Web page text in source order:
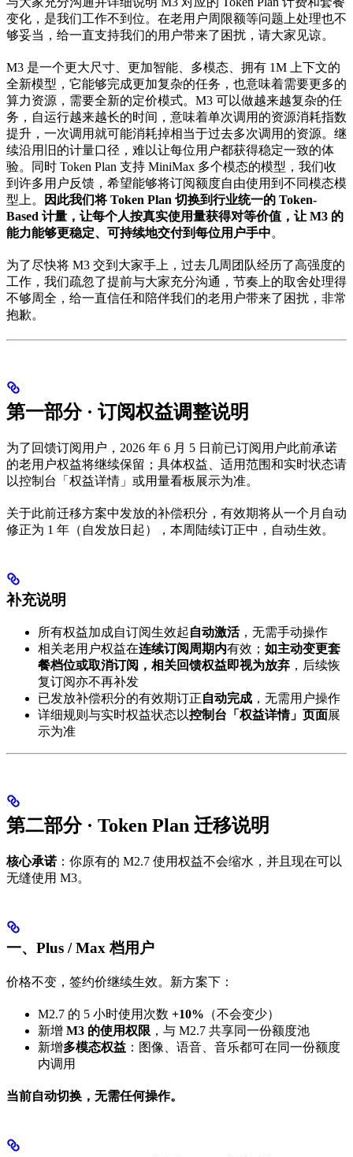
变化，是我们工作不到位。在老用户周限额等问题上处理也不
够妥当，给一直支持我们的用户带来了困扰，请大家见谅。
M3 是一个更大尺寸、更加智能、多模态、拥有 1M 上下文的
全新模型，它能够完成更加复杂的任务，也意味着需要更多的
算力资源，需要全新的定价模式。M3 可以做越来越复杂的任
务，自运行越来越长的时间，意味着单次调用的资源消耗指数
提升，一次调用就可能消耗掉相当于过去多次调用的资源。继
续沿用旧的计量口径，难以让每位用户都获得稳定一致的体
验。同时 Token Plan 支持 MiniMax 多个模态的模型，我们收
到许多用户反馈，希望能够将订阅额度自由使用到不同模态模
型上。
因此我们将 Token Plan 切换到行业统一的 Token-
Based 计量，让每个人按真实使用量获得对等价值，让 M3 的
能力能够更稳定、可持续地交付到每位用户手中。
为了尽快将 M3 交到大家手上，过去几周团队经历了高强度的
工作，我们疏忽了提前与大家充分沟通，节奏上的取舍处理得
不够周全，给一直信任和陪伴我们的老用户带来了困扰，非常
抱歉。
第一部分 · 订阅权益调整说明
为了回馈订阅用户，2026 年 6 月 5 日前已订阅用户此前承诺
的老用户权益将继续保留；具体权益、适用范围和实时状态请
以控制台「权益详情」或用量看板展示为准。
关于此前迁移方案中发放的补偿积分，有效期将从一个月自动
修正为 1 年（自发放日起），本周陆续订正中，自动生效。
补充说明
所有权益加成自订阅生效起自动激活，无需手动操作
相关老用户权益在连续订阅周期内有效； 如主动变更套
餐档位或取消订阅，相关回馈权益即视为放弃 ，后续恢
复订阅亦不再补发
已发放补偿积分的有效期订正自动完成 ，无需用户操作
详细规则与实时权益状态以控制台「权益详情」页面展
示为准
第二部分 · Token Plan 迁移说明
核心承诺：你原有的 M2.7 使用权益不会缩水，并且现在可以
无缝使用 M3。
一、Plus / Max 档用户
价格不变，签约价继续生效。新方案下：
M2.7 的 5 小时使用次数 +10% （不会变少）
新增 M3 的使用权限 ，与 M2.7 共享同一份额度池
新增多模态权益 ：图像、语音、音乐都可在同一份额度
内调用
当前自动切换，无需任何操作。